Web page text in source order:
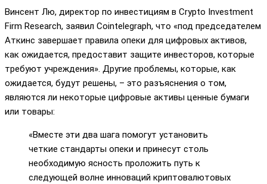
Винсент Лю, директор по инвестициям в Crypto Investment
Firm Research, заявил Cointelegraph, что «под председателем
Аткинс завершает правила опеки для цифровых активов,
как ожидается, предоставит защите инвесторов, которые
требуют учреждения». Другие проблемы, которые, как
ожидается, будут решены, – это разъяснения о том,
являются ли некоторые цифровые активы ценные бумаги
или товары:
«Вместе эти два шага помогут установить
четкие стандарты опеки и принесут столь
необходимую ясность проложить путь к
следующей волне инноваций криптовалютовых